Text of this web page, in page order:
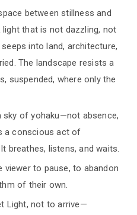
between stillness and
that is not dazzling, not
into land, architecture,
The landscape resists a
suspended, where only the
sky of yohaku—not absence,
a conscious act of
breathes, listens, and waits.
viewer to pause, to abandon
of their own.
Light, not to arrive—